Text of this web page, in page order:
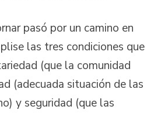
pasó por un camino en
las tres condiciones que
(que la comunidad
(adecuada situación de las
y seguridad (que las